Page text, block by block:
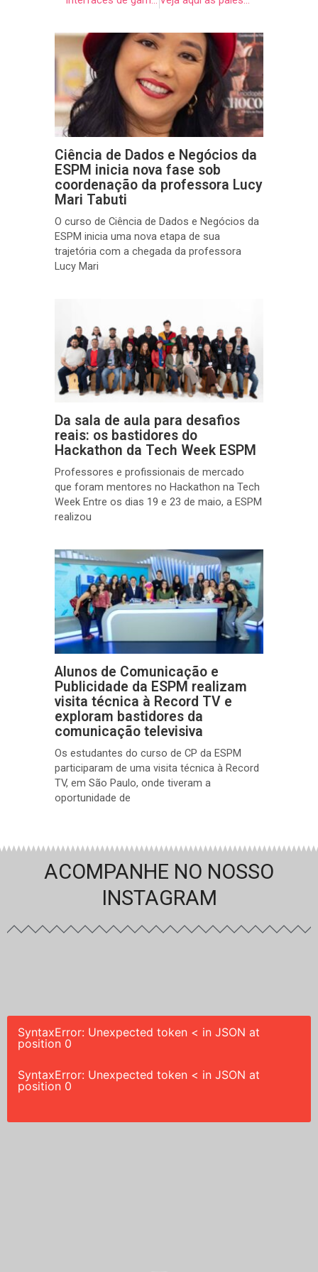
Ciência de Dados e Negócios da
ESPM inicia nova fase sob
coordenação da professora Lucy
Mari Tabuti
O curso de Ciência de Dados e Negócios da
ESPM inicia uma nova etapa de sua
trajetória com a chegada da professora
Lucy Mari
Da sala de aula para desafios
reais: os bastidores do
Hackathon da Tech Week ESPM
Professores e profissionais de mercado
que foram mentores no Hackathon na Tech
Week Entre os dias 19 e 23 de maio, a ESPM
realizou
Alunos de Comunicação e
Publicidade da ESPM realizam
visita técnica à Record TV e
exploram bastidores da
comunicação televisiva
Os estudantes do curso de CP da ESPM
participaram de uma visita técnica à Record
TV, em São Paulo, onde tiveram a
oportunidade de
ACOMPANHE NO NOSSO
INSTAGRAM
SyntaxError: Unexpected token < in JSON at
position 0
SyntaxError: Unexpected token < in JSON at
position 0